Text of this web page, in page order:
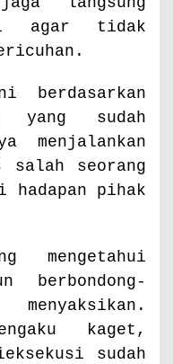
agar tidak
berdasarkan
yang sudah
menjalankan
salah seorang
hadapan pihak
mengetahui
berbondong-
kaget,
sudah